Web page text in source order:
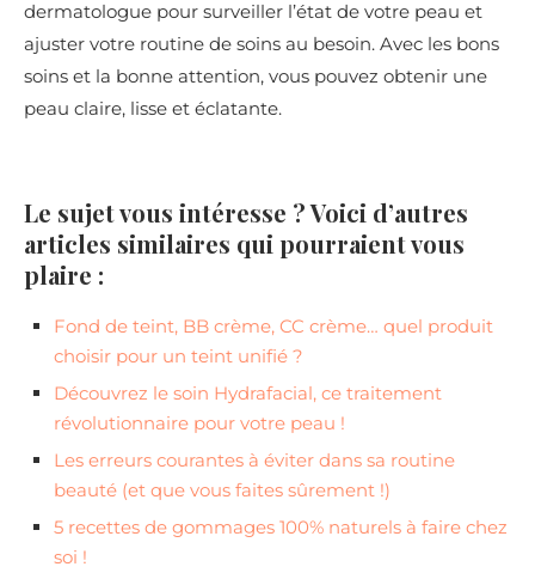
dermatologue pour surveiller l’état de votre peau et
ajuster votre routine de soins au besoin. Avec les bons
soins et la bonne attention, vous pouvez obtenir une
peau claire, lisse et éclatante.
Le sujet vous intéresse ? Voici d’autres
articles similaires qui pourraient vous
plaire :
Fond de teint, BB crème, CC crème… quel produit
choisir pour un teint unifié ?
Découvrez le soin Hydrafacial, ce traitement
révolutionnaire pour votre peau !
Les erreurs courantes à éviter dans sa routine
beauté (et que vous faites sûrement !)
5 recettes de gommages 100% naturels à faire chez
soi !